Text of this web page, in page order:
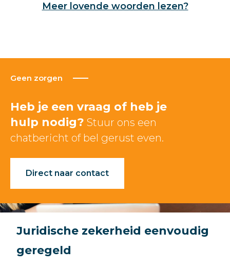
Meer lovende woorden lezen?
Geen zorgen
Heb je een vraag of heb je
hulp nodig? Stuur ons een
chatbericht of bel gerust even.
Direct naar contact
Juridische zekerheid eenvoudig
geregeld